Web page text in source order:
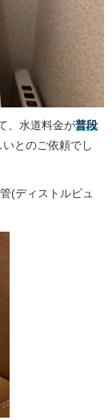
、水道料金が普段
とのご依頼でし
(ディストルビュ